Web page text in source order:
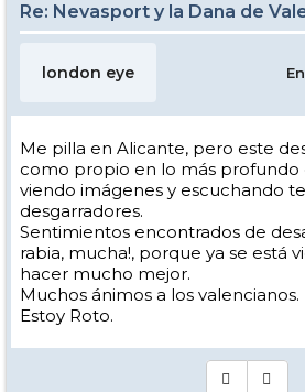
Re: Nevasport y la Dana de
london eye
Me pilla en Alicante, pero este
como propio en lo más profundo
viendo imágenes y escuchando
desgarradores.
Sentimientos encontrados de
rabia, mucha!, porque ya se está
hacer mucho mejor.
Muchos ánimos a los valencianos.
Estoy Roto.